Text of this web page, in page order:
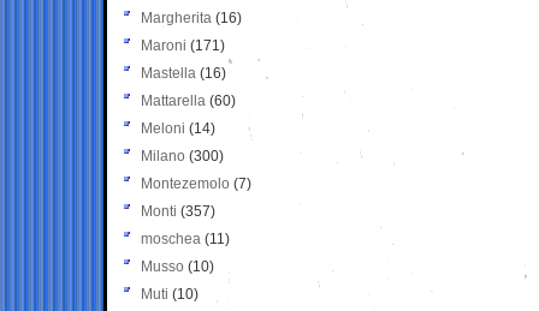
Margherita (16)
Maroni (171)
Mastella (16)
Mattarella (60)
Meloni (14)
Milano (300)
Montezemolo (7)
Monti (357)
moschea (11)
Musso (10)
Muti (10)